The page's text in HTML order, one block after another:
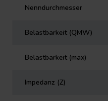
Nenndurchmesser
Belastbarkeit (QMW)
Belastbarkeit (max)
Impedanz (Z)